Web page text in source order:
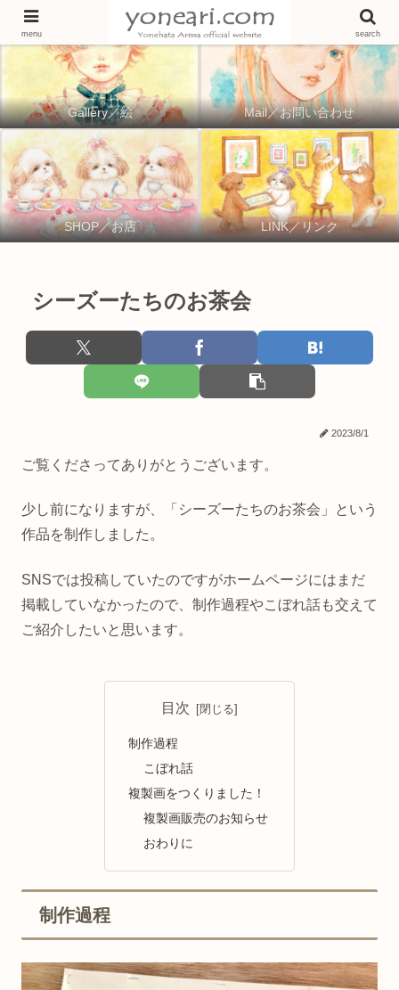
Gallery／絵 Mail／お問い合わせ
SHOP／お店 LINK／リンク
シーズーたちのお茶会
2023/8/1
ご覧くださってありがとうございます。
少し前になりますが、「シーズーたちのお茶会」という
作品を制作しました。
SNSでは投稿していたのですがホームページにはまだ
掲載していなかったので、制作過程やこぼれ話も交えて
ご紹介したいと思います。
目次
制作過程
こぼれ話
複製画をつくりました！
複製画販売のお知らせ
おわりに
制作過程
menu search